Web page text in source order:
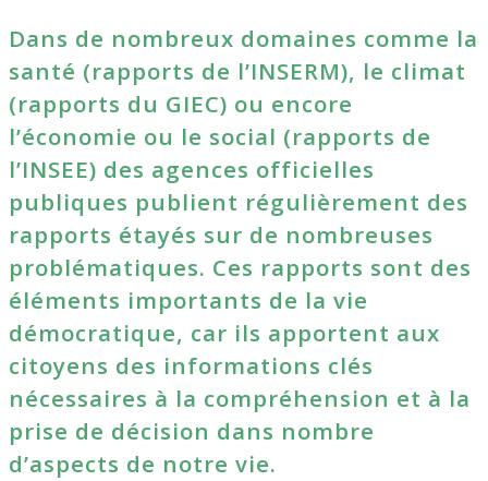
Dans de nombreux domaines comme la
santé (rapports de l’INSERM), le climat
(rapports du GIEC) ou encore
l’économie ou le social (rapports de
l’INSEE) des agences officielles
publiques publient régulièrement des
rapports étayés sur de nombreuses
problématiques. Ces rapports sont des
éléments importants de la vie
démocratique, car ils apportent aux
citoyens des informations clés
nécessaires à la compréhension et à la
prise de décision dans nombre
d’aspects de notre vie.